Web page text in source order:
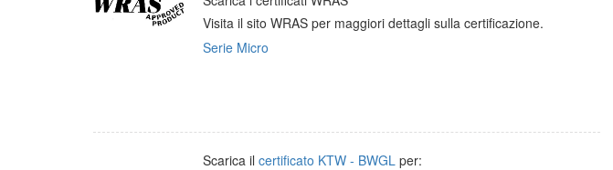
Visita il sito WRAS per maggiori dettagli sulla certificazione.
Serie Micro
Scarica il certificato KTW - BWGL per: